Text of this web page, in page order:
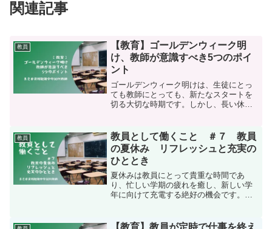
関連記事
教員
【教育】ゴールデンウィーク明
け、教師が意識すべき5つのポイ
ント
ゴールデンウィーク明けは、生徒にとっ
ても教師にとっても、新たなスタートを
切る大切な時期です。しかし、長い休み
がちです。そこで、今回はゴールデンウ
ィーク明けに教師が意識す...
教員
教員として働くこと ＃７ 教員
の夏休み リフレッシュと充実の
ひととき
夏休みは教員にとって貴重な時間であ
り、忙しい学期の疲れを癒し、新しい学
年に向けて充電する絶好の機会です。教
ためのアイデアや活動についてご紹介し
【教育】教員が定時で仕事を終え